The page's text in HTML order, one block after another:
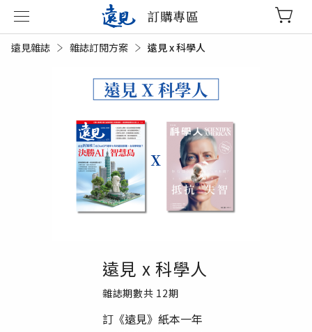
訂購專區
遠見雜誌 雜誌訂閱方案 目前頁面：
遠見 x 科學人
遠見 x 科學人
雜誌期數共 12期
訂《遠見》紙本一年